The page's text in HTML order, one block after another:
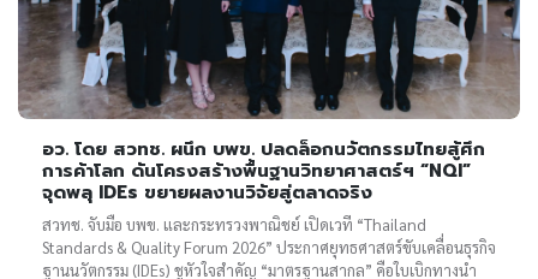
อว. โดย สวทช. ผนึก บพข. ปลดล็อกนวัตกรรมไทยสู้ศึก
การค้าโลก ดันโครงสร้างพื้นฐานวิทยาศาสตร์ฯ “NQI”
จุดพลุ IDEs ขยายผลงานวิจัยสู่ตลาดจริง
สวทช. จับมือ บพข. และกระทรวงพาณิชย์ เปิดเวที “Thailand
Standards & Quality Forum 2026” ประกาศยุทธศาสตร์ขับเคลื่อนธุรกิจ
ฐานนวัตกรรม (IDEs) ชูหัวใจสำคัญ “มาตรฐานสากล” คือใบเบิกทางนำ